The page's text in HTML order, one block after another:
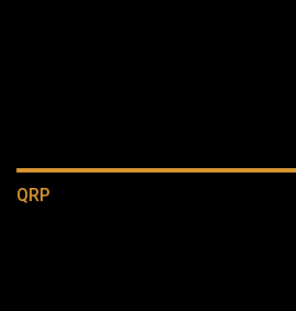
QRP